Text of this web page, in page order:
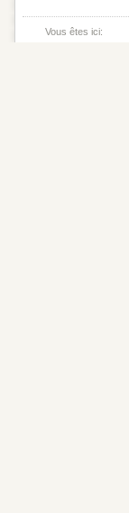
Vous êtes ici: